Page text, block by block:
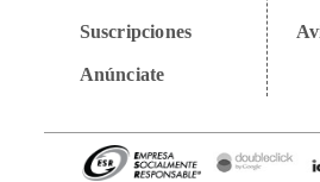
Suscripciones
Anúnciate